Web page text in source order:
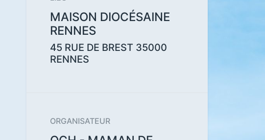
MAISON DIOCÉSAINE
RENNES
45 RUE DE BREST 35000
RENNES
ORGANISATEUR